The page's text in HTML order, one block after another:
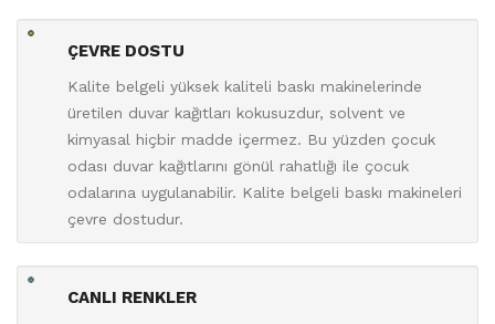
ÇEVRE DOSTU
Kalite belgeli yüksek kaliteli baskı makinelerinde
üretilen duvar kağıtları kokusuzdur, solvent ve
kimyasal hiçbir madde içermez. Bu yüzden çocuk
odası duvar kağıtlarını gönül rahatlığı ile çocuk
odalarına uygulanabilir. Kalite belgeli baskı makineleri
çevre dostudur.
CANLI RENKLER